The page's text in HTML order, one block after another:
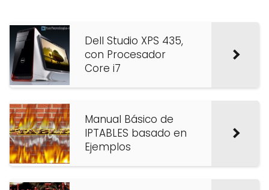
Dell Studio XPS 435,
con Procesador
Core i7
Manual Básico de
IPTABLES basado en
Ejemplos